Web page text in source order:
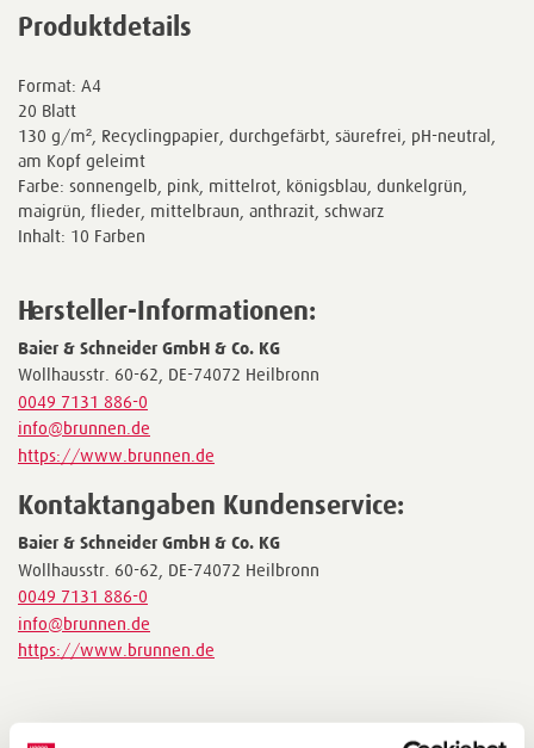
Produktdetails
Format: A4
20 Blatt
130 g/m², Recyclingpapier, durchgefärbt, säurefrei, pH-neutral,
am Kopf geleimt
Farbe: sonnengelb, pink, mittelrot, königsblau, dunkelgrün,
maigrün, flieder, mittelbraun, anthrazit, schwarz
Inhalt: 10 Farben
Hersteller-Informationen:
Baier & Schneider GmbH & Co. KG
Wollhausstr. 60-62, DE-74072 Heilbronn
0049 7131 886-0
info@brunnen.de
https://www.brunnen.de
Kontaktangaben Kundenservice:
Baier & Schneider GmbH & Co. KG
Wollhausstr. 60-62, DE-74072 Heilbronn
0049 7131 886-0
info@brunnen.de
https://www.brunnen.de